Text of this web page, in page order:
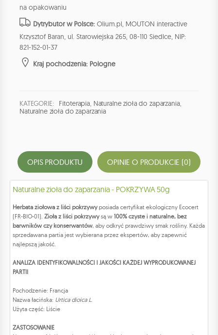
na opakowaniu
Dytrybutor w Polsce: Olium.pl, MOUTON interactive
Krzysztof Baran, ul. Starowiejska 265, 08-110 Siedlce, NIP:
821-152-01-37
Kraj pochodzenia: Pologne
KATEGORIE: Fitoterapia, Naturalne zioła do zaparzania,
Naturalne zioła do zaparzania
OPIS PRODUKTU OPINIE O PRODUKCIE (0)
Naturalne zioła do zaparzania - POKRZYWA 50g
Herbata ziołowa z liści pokrzywyposiada certyfikat ekologiczny Ecocert
(FR-BIO-01). Zioła z liści pokrzywysą w 100% czyste i naturalne, bez
barwników czy konserwantów, aby odkryć prawdziwy smak rośliny. Każda
sprzedawana partia jest wybierana przez ekspertów, aby zapewnić
najlepszą jakość.
ANALIZA IDENTYFIKOWALNOŚCI I JAKOŚCI KAŻDEJ WYPRODUKOWANEJ
PARTII
Pochodzenie: Francja
Nazwa łacińska: Urtica dioica L.
Użyta część: Liście
ZASTOSOWANIE